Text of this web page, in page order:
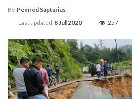
By Pemred Saptarius
Last updated 8 Jul 2020 257